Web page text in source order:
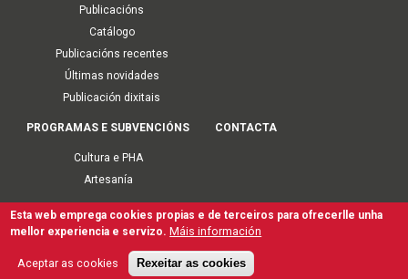
Publicacións
Catálogo
Publicacións recentes
Últimas novidades
Publicación dixitais
PROGRAMAS E SUBVENCIÓNS
Cultura e PHA
Artesanía
CONTACTA
Second
navigation
Accesibilidade Aviso Legal Termos de Uso Mapa Web
Gal Esp
Esta web emprega cookies propias e de terceiros para ofrecerlle unha
mellor experiencia e servizo. Máis información
Aceptar as cookies Rexeitar as cookies